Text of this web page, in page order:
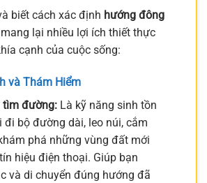
biết cách xác định hướng đông
lại nhiều lợi ích thiết thực
cạnh của cuộc sống:
và Thám Hiểm
đường:Là kỹ năng sinh tồn
đi bộ đường dài, leo núi, cắm
phá những vùng đất mới
hiệu điện thoại. Giúp bạn
và di chuyển đúng hướng đã